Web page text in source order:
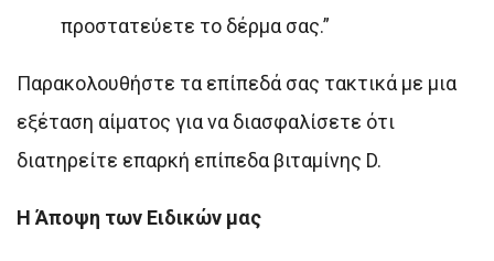
προστατεύετε το δέρμα σας.”
Παρακολουθήστε τα επίπεδά σας τακτικά με μια
εξέταση αίματος για να διασφαλίσετε ότι
διατηρείτε επαρκή επίπεδα βιταμίνης D.
Η Άποψη των Ειδικών μας